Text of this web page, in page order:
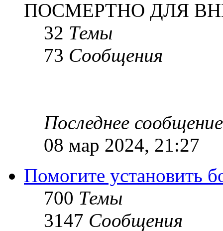
ПОСМЕРТНО ДЛЯ
32 Темы
73 Сообщения
Последнее сообщение
08 мар 2024, 21:27
Помогите установить
700 Темы
3147 Сообщения